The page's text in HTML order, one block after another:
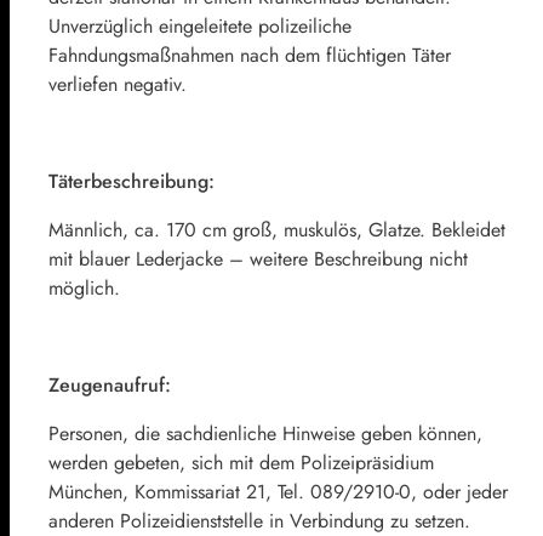
Unverzüglich eingeleitete polizeiliche
Fahndungsmaßnahmen nach dem flüchtigen Täter
verliefen negativ.
Täterbeschreibung:
Männlich, ca. 170 cm groß, muskulös, Glatze. Bekleidet
mit blauer Lederjacke – weitere Beschreibung nicht
möglich.
Zeugenaufruf:
Personen, die sachdienliche Hinweise geben können,
werden gebeten, sich mit dem Polizeipräsidium
München, Kommissariat 21, Tel. 089/2910-0, oder jeder
anderen Polizeidienststelle in Verbindung zu setzen.